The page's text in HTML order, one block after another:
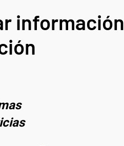
información